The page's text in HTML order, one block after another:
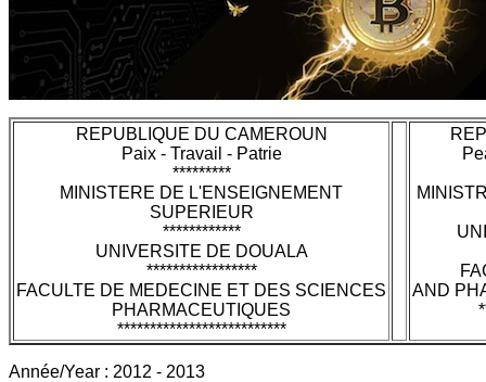
REPUBLIQUE DU CAMEROUN
Paix - Travail - Patrie
*********
MINISTERE DE L'ENSEIGNEMENT
SUPERIEUR
************
UNIVERSITE DE DOUALA
*****************
FACULTE DE MEDECINE ET DES SCIENCES
PHARMACEUTIQUES
**************************
AND
Année/Year : 2012 - 2013